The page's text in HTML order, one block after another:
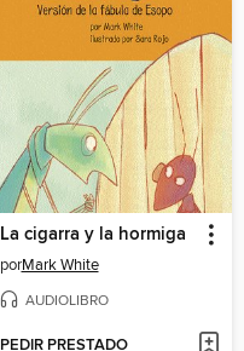
La cigarra y la hormiga
porMark White
AUDIOLIBRO
PEDIR PRESTADO